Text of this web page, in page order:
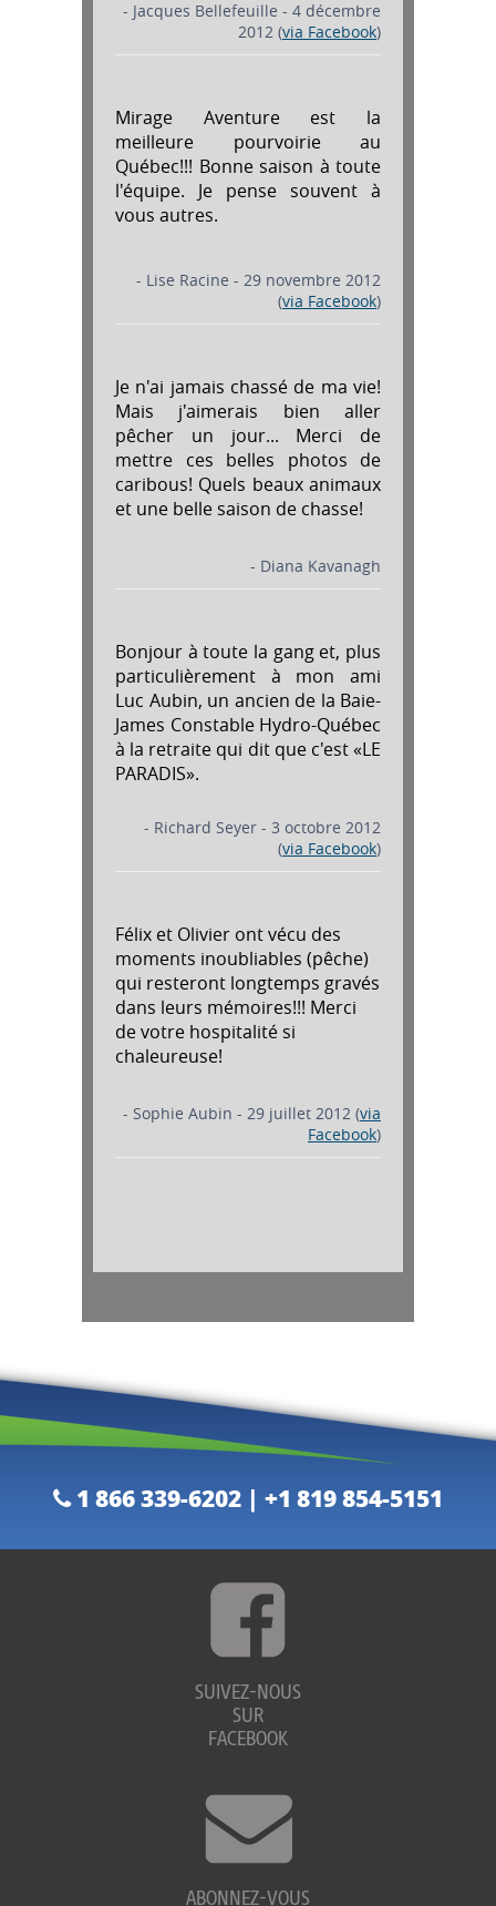
- Jacques Bellefeuille - 4 décembre
2012 (via Facebook)
Mirage Aventure est la
meilleure pourvoirie au
Québec!!! Bonne saison à toute
l'équipe. Je pense souvent à
vous autres.
- Lise Racine - 29 novembre 2012
(via Facebook)
Je n'ai jamais chassé de ma vie!
Mais j'aimerais bien aller
pêcher un jour... Merci de
mettre ces belles photos de
caribous! Quels beaux animaux
et une belle saison de chasse!
- Diana Kavanagh
Bonjour à toute la gang et, plus
particulièrement à mon ami
Luc Aubin, un ancien de la Baie-
James Constable Hydro-Québec
à la retraite qui dit que c'est «LE
PARADIS».
- Richard Seyer - 3 octobre 2012
(via Facebook)
Félix et Olivier ont vécu des
moments inoubliables (pêche)
qui resteront longtemps gravés
dans leurs mémoires!!! Merci
de votre hospitalité si
chaleureuse!
- Sophie Aubin - 29 juillet 2012 (via
Facebook)
1 866 339-6202 | +1 819 854-5151
SUIVEZ-NOUS
SUR
FACEBOOK
ABONNEZ-VOUS